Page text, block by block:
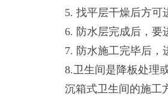
5. 找平层干燥后方可进
6. 防水层完成后，要进
7. 防水施工完毕后，进
8.卫生间是降板处理或
沉箱式卫生间的施工方